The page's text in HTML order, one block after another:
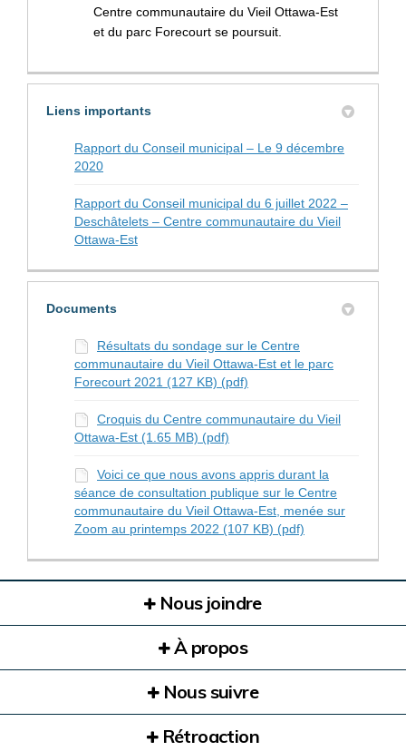
Centre communautaire du Vieil Ottawa-Est
et du parc Forecourt se poursuit.
Liens importants
Rapport du Conseil municipal – Le 9 décembre
2020(Liens externes)
Rapport du Conseil municipal du 6 juillet 2022 –
Deschâtelets – Centre communautaire du Vieil
Ottawa-Est(Liens externes)
Documents
Résultats du sondage sur le Centre
communautaire du Vieil Ottawa-Est et le parc
Forecourt 2021 (127 KB) (pdf)
Croquis du Centre communautaire du Vieil
Ottawa-Est (1.65 MB) (pdf)
Voici ce que nous avons appris durant la
séance de consultation publique sur le Centre
communautaire du Vieil Ottawa-Est, menée sur
Zoom au printemps 2022 (107 KB) (pdf)
Nous joindre
À propos
Nous suivre
Rétroaction